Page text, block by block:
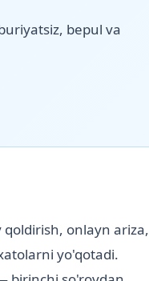
bepul va
onlayn ariza,
yo'qotadi.